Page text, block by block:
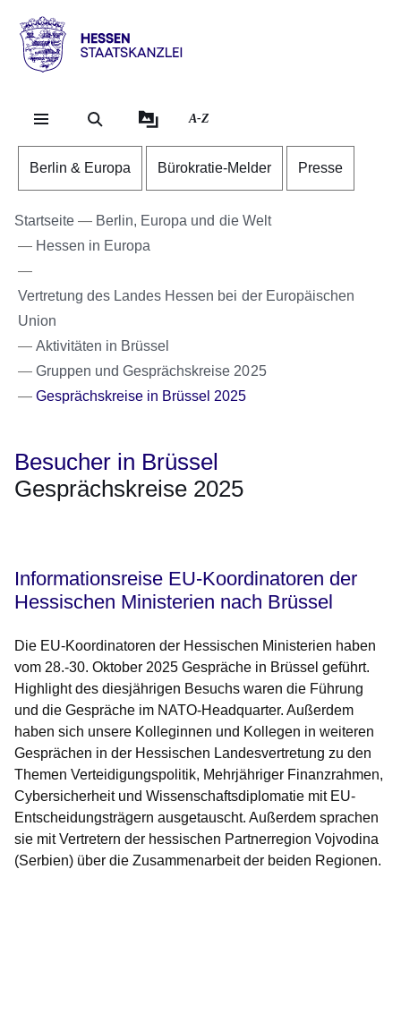
Hessen
Staatskanzlei
A-Z
Berlin & Europa Bürokratie-Melder Presse
Startseite
Berlin, Europa und die Welt
Hessen in Europa
Vertretung des Landes Hessen bei der Europäischen
Union
Aktivitäten in Brüssel
Gruppen und Gesprächskreise 2025
Gesprächskreise in Brüssel 2025
Besucher in Brüssel
Gesprächskreise 2025
Informationsreise EU-Koordinatoren der
Hessischen Ministerien nach Brüssel
Die EU-Koordinatoren der Hessischen Ministerien haben
vom 28.-30. Oktober 2025 Gespräche in Brüssel geführt.
Highlight des diesjährigen Besuchs waren die Führung
und die Gespräche im NATO-Headquarter. Außerdem
haben sich unsere Kolleginnen und Kollegen in weiteren
Gesprächen in der Hessischen Landesvertretung zu den
Themen Verteidigungspolitik, Mehrjähriger Finanzrahmen,
Cybersicherheit und Wissenschaftsdiplomatie mit EU-
Entscheidungsträgern ausgetauscht. Außerdem sprachen
sie mit Vertretern der hessischen Partnerregion Vojvodina
(Serbien) über die Zusammenarbeit der beiden Regionen.